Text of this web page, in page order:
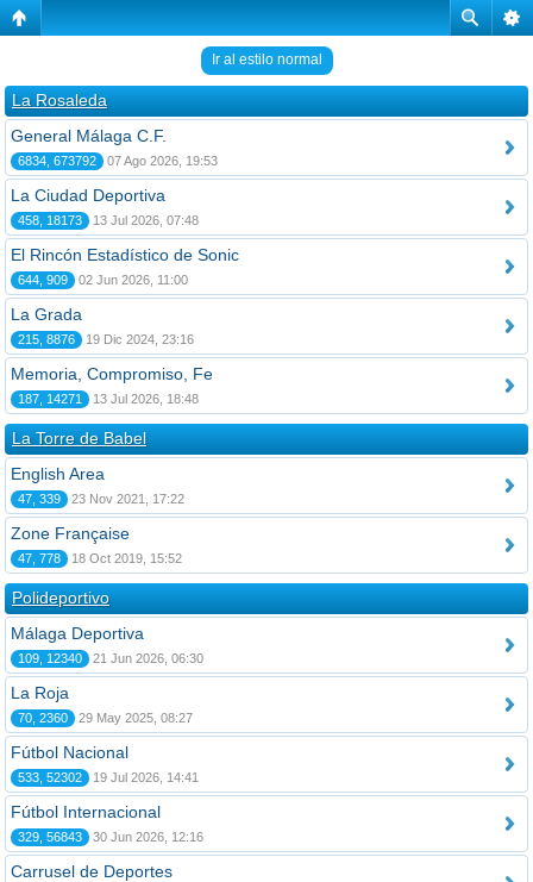
Ir al estilo normal
La Rosaleda
General Málaga C.F.
6834, 673792 07 Ago 2026, 19:53
La Ciudad Deportiva
458, 18173 13 Jul 2026, 07:48
El Rincón Estadístico de Sonic
644, 909 02 Jun 2026, 11:00
La Grada
215, 8876 19 Dic 2024, 23:16
Memoria, Compromiso, Fe
187, 14271 13 Jul 2026, 18:48
La Torre de Babel
English Area
47, 339 23 Nov 2021, 17:22
Zone Française
47, 778 18 Oct 2019, 15:52
Polideportivo
Málaga Deportiva
109, 12340 21 Jun 2026, 06:30
La Roja
70, 2360 29 May 2025, 08:27
Fútbol Nacional
533, 52302 19 Jul 2026, 14:41
Fútbol Internacional
329, 56843 30 Jun 2026, 12:16
Carrusel de Deportes